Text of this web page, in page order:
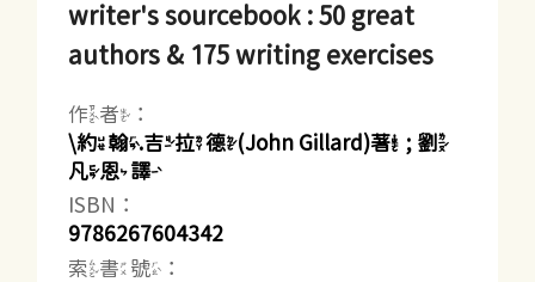
writer's sourcebook : 50 great
authors & 175 writing exercises
作者：
\約翰.吉拉德(John Gillard)著 ; 劉
凡恩譯
ISBN：
9786267604342
索書號：